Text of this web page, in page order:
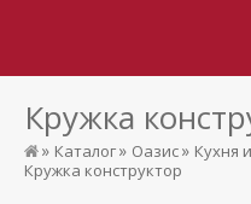
Кружка
» Каталог» Оазис» Кухня
Кружка конструктор